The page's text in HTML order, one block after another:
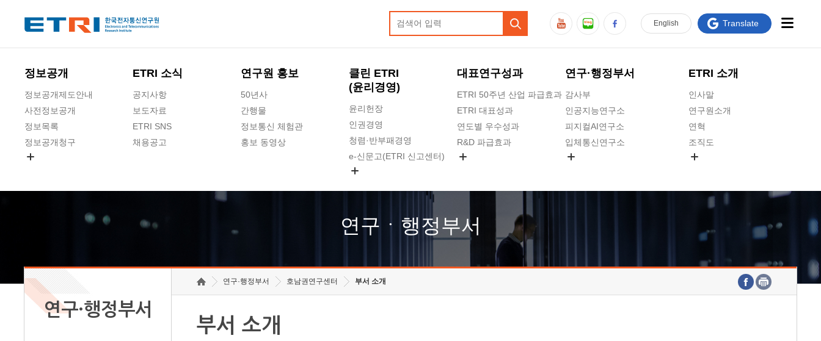
정보공개
정보공개제도안내
사전정보공개
정보목록
정보공개청구
ETRI 소식
공지사항
보도자료
ETRI SNS
채용공고
연구원 홍보
50년사
간행물
정보통신 체험관
홍보 동영상
클린 ETRI
(윤리경영)
윤리헌장
인권경영
청렴·반부패경영
e-신문고(ETRI 신고센터)
고객의소리
수의계약 현황
대표연구성과
ETRI 50주년 산업 파급효과
ETRI 대표성과
연도별 우수성과
R&D 파급효과
연구·행정부서
감사부
인공지능연구소
피지컬AI연구소
입체통신연구소
호남권연구본부
기획본부
ETRI 소개
인사말
연구원소개
연혁
조직도
연구원 고객헌장
주요업무연락처
English Translate
연구ㆍ행정부서
연구·행정부서
연구·행정부서 호남권연구센터 부서 소개
부서 소개